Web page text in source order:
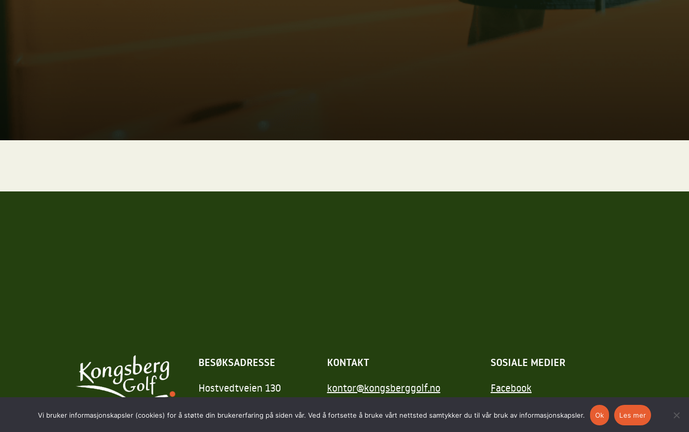
BESØKSADRESSE
Hostvedtveien 130
KONTAKT
kontor@kongsberggolf.no
Daglig leder: 92 82 60 04
SOSIALE MEDIER
Facebook
Vi bruker informasjonskapsler (cookies) for å støtte din brukererfaring på siden vår. Ved å fortsette å bruke vårt nettsted samtykker du til vår bruk av informasjonskapsler. Ok Les mer